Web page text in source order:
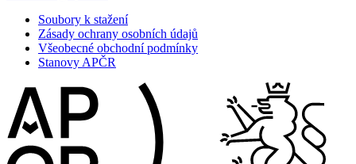
Soubory k stažení
Zásady ochrany osobních údajů
Všeobecné obchodní podmínky
Stanovy APČR